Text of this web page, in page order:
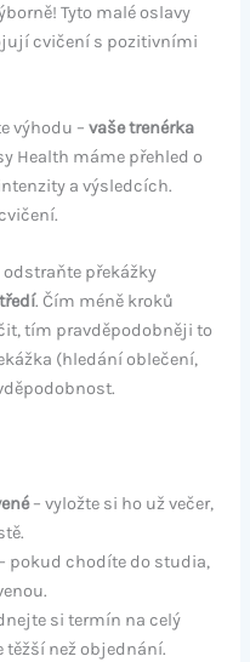
Tyto malé oslavy
cvičení s pozitivními
výhodu – vaše trenérka
Health máme přehled o
a výsledcích.
odstraňte překážky
. Čím méně kroků
tím pravděpodobněji to
(hledání oblečení,
– vyložte si ho už večer,
pokud chodíte do studia,
si termín na celý
těžší než objednání.